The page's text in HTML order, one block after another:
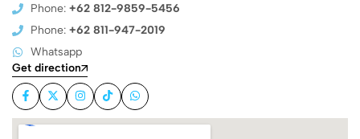
Phone: +62 812-9859-5456
Phone: +62 811-947-2019
Whatsapp
Get direction